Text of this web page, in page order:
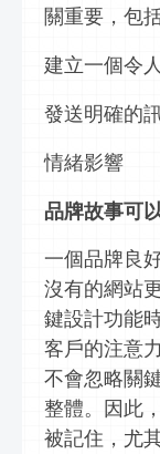
關重要，包括
建立一個令
發送明確的
情緒影響
品牌故事可
一個品牌良
沒有的網站
鍵設計功能
客戶的注意
不會忽略關
整體。因此
被記住，尤